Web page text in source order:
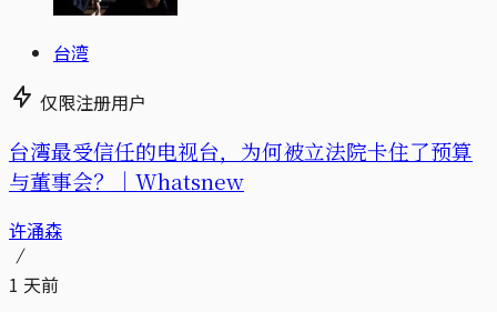
台湾
仅限注册用户
台湾最受信任的电视台，为何被立法院卡住了预算
与董事会？｜Whatsnew
许涌森
1 天前